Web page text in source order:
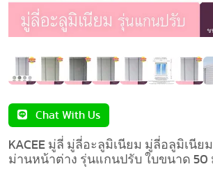
Chat With Us
KACEE มู่ลี่ มู่ลี่อะลูมิเนียม มู่ลี่อลูมิเนีย
ม่านหน้าต่าง รุ่นแกนปรับ ใบขนาด 50